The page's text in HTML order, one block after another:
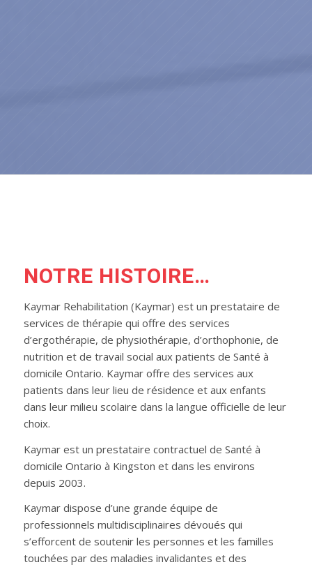
NOTRE HISTOIRE…
Kaymar Rehabilitation (Kaymar) est un prestataire de
services de thérapie qui offre des services
d’ergothérapie, de physiothérapie, d’orthophonie, de
nutrition et de travail social aux patients de Santé à
domicile Ontario. Kaymar offre des services aux
patients dans leur lieu de résidence et aux enfants
dans leur milieu scolaire dans la langue officielle de leur
choix.
Kaymar est un prestataire contractuel de Santé à
domicile Ontario à Kingston et dans les environs
depuis 2003.
Kaymar dispose d’une grande équipe de
professionnels multidisciplinaires dévoués qui
s’efforcent de soutenir les personnes et les familles
touchées par des maladies invalidantes et des